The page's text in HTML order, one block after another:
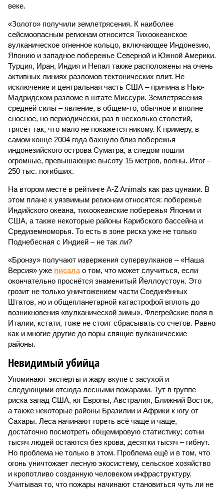
веке.
«Золото» получили землетрясения. К наиболее
сейсмоопасным регионам относится Тихоокеанское
вулканическое огненное кольцо, включающее Индонезию,
Японию и западное побережье Северной и Южной Америки.
Турция, Иран, Индия и Непал также расположены на очень
активных линиях разломов тектонических плит. Не
исключение и центральная часть США – причина в Нью-
Мадридском разломе в штате Миссури. Землетрясения
средней силы – явление, в общем-то, обычное и вполне
сносное, но периодически, раз в несколько столетий,
трясёт так, что мало не покажется никому. К примеру, в
самом конце 2004 года бахнуло близ побережья
индонезийского острова Суматра, а следом пошли
огромные, превышающие высоту 15 метров, волны. Итог –
250 тыс. погибших.
На втором месте в рейтинге A-Z Animals как раз цунами. В
этом плане к уязвимым регионам относятся: побережье
Индийского океана, тихо­океанские побережья Японии и
США, а также некоторые районы Карибского бассейна и
Средиземноморья. То есть в зоне риска уже не только
Поднебесная с Индией – не так ли?
«Бронзу» получают извержения супервулканов – «Наша
Версия» уже писалао том, что может случиться, если
окончательно проснётся знаменитый Йеллоустоун. Это
грозит не только уничтожением части Соединённых
Штатов, но и общепланетарной катастрофой вплоть до
возникновения «вулканической зимы». Флегрейские поля в
Италии, кстати, тоже не стоит сбрасывать со счетов. Равно
как и многие другие до поры спящие вулканические
районы.
Невидимый убийца
Упоминают эксперты и жару вкупе с засухой и
следующими отсюда лесными пожарами. Тут в группе
риска запад США, юг Европы, Австралия, Ближний Восток,
а также некоторые районы Бразилии и Африки к югу от
Сахары. Леса начинают гореть всё чаще и чаще,
достаточно посмотреть общемировую статистику; сотни
тысяч людей остаются без крова, десятки тысяч – гибнут.
Но проблема не только в этом. Проблема ещё и в том, что
огонь уничтожает лесную экосистему, сельское хозяйство
и кропотливо созданную человеком инфраструктуру.
Учитывая то, что пожары начинают становиться чуть ли не